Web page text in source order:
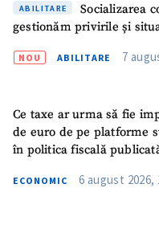
ABILITARE
Socializarea
gestionăm privirile și
NOU ABILITARE 7
Ce taxe ar urma să fie
de euro de pe platforme
în politica fiscală
ECONOMIC 6 august 2026,
ȘTIREA MEA
Titlu știre
+ Adaugă